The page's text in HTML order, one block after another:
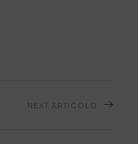
NEXT ARTICOLO